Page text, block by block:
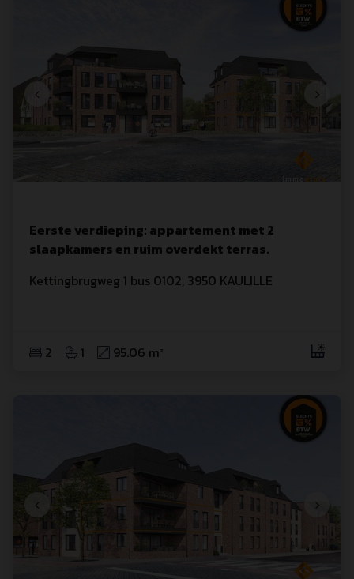
Eerste verdieping: appartement met 2
slaapkamers en ruim overdekt terras.
Kettingbrugweg 1 bus 0102, 3950 KAULILLE
2 1 95.06 m²